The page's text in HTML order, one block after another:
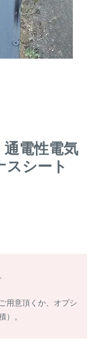
通電性電気
スシート
用意頂くか、オプシ
）。
防獣・防鳥ネット
くくり罠（イノシシ・
シカ等）
を選ぶ
ヌートリア対策